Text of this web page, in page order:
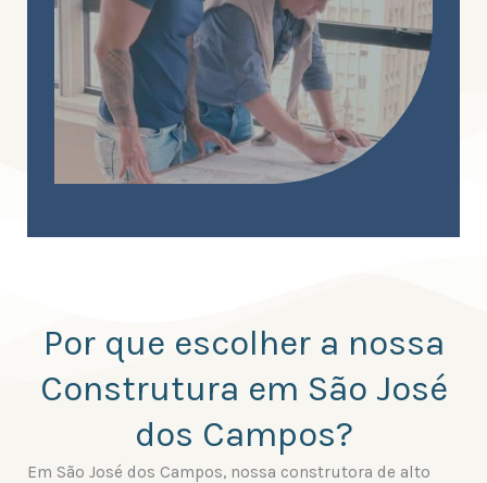
Por que escolher a nossa
Construtura em São José
dos Campos?
Em São José dos Campos, nossa construtora de alto